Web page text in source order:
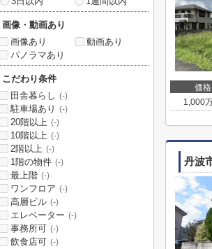
価格
1,000
丹波
画像・動画あり
画像あり
動画あり
パノラマあり
こだわり条件
田舎暮らし (-)
駐車場あり (-)
20階以上 (-)
10階以上 (-)
2階以上 (-)
1階の物件 (-)
最上階 (-)
ワンフロア (-)
高層ビル (-)
エレベーター (-)
事務所可 (-)
飲食店可 (-)